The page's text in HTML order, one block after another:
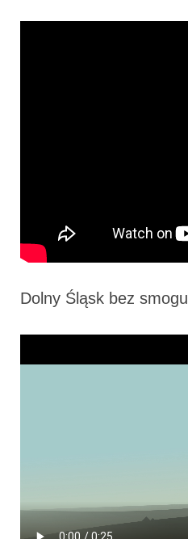
Dolny Śląsk bez smogu